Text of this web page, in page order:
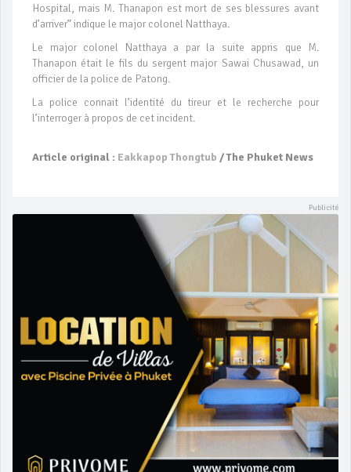
Hospital, mais M. Thanapon est mort de ses blessures avant
d’arriver” indique le major colonel Natthaya.
Le major colonel Natthaya a par la suite appris que M.
Thanapon était le fils du sergent major Sawai Chusawad, un
officier de la police de Patong.
La police connait l’identité du tireur et le recherche pour
l’interroger à propos de cet incident.
Article original : Eakkapop Thongtub / The Phuket News